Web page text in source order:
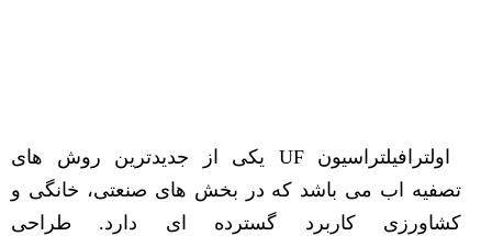
اولترافیلتراسیون UF یکی از جدیدترین روش های
تصفیه اب می باشد که در بخش های صنعتی، خانگی و
کشاورزی کاربرد گسترده ای دارد. طراحی